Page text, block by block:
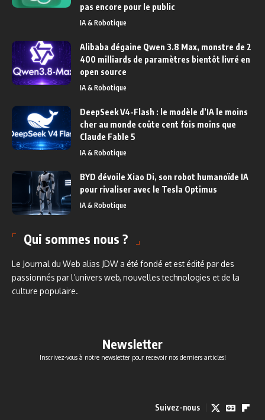
pas encore pour le public
IA & Robotique
Alibaba dégaine Qwen 3.8 Max, monstre de 2
400 milliards de paramètres bientôt livré en
open source
IA & Robotique
DeepSeek V4-Flash : le modèle d’IA le moins
cher au monde coûte cent fois moins que
Claude Fable 5
IA & Robotique
BYD dévoile Xiao Di, son robot humanoïde IA
pour rivaliser avec le Tesla Optimus
IA & Robotique
Qui sommes nous ?
Le Journal du Web alias JDW a été fondé et est édité par des
passionnés par l’univers web, nouvelles technologies et de la
culture populaire.
Newsletter
Inscrivez-vous à notre newsletter pour recevoir nos derniers articles!
Suivez-nous